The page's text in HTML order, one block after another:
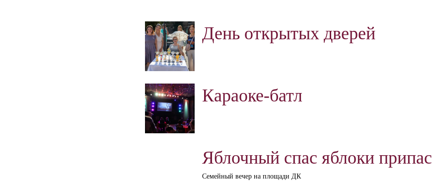
День открытых дверей
Караоке-батл
Яблочный спас яблоки припас
Семейный вечер на площади ДК